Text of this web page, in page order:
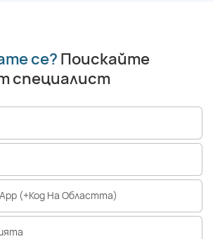
се? Поискайте
специалист
(+Код На Областта)